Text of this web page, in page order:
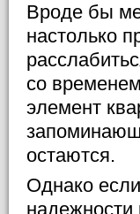
Вроде бы
настолько
со
элемент
остаются.
Однако
надежности